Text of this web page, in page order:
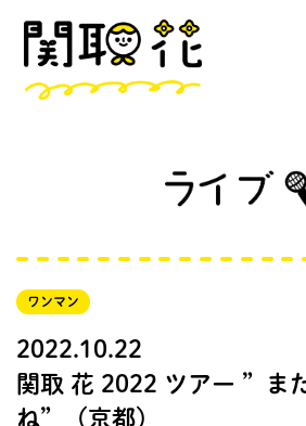
ワンマン
2022.10.22
関取 花 2022 ツアー ”ま
ね”（京都）